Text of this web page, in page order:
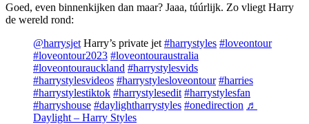
Goed, even binnenkijken dan maar? Jaaa, túúrlijk. Zo vliegt Harry
de wereld rond:
@harrysjet Harry’s private jet #harrystyles #loveontour
#loveontour2023 #loveontouraustralia
#loveontourauckland #harrystylesvids
#harrystylesvideos #harrystylesloveontour #harries
#harrystylestiktok #harrystylesedit #harrystylesfan
#harryshouse #daylightharrystyles #onedirection ♬
Daylight – Harry Styles